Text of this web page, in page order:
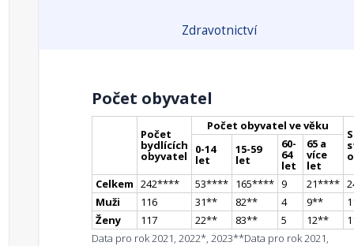
Zdravotnictví
Počet obyvatel
Počet
bydlících
obyvatel
Počet obyvatel ve věku
0-14
let
15-59
let
60-
64
let
65 a
více
let
Celkem 242**** 53**** 165**** 9 21****
Muži
116 31** 82** 4 9**
Ženy
117 22** 83** 5 12**
Data pro rok 2021, 2022*, 2023**Data pro rok 2021,